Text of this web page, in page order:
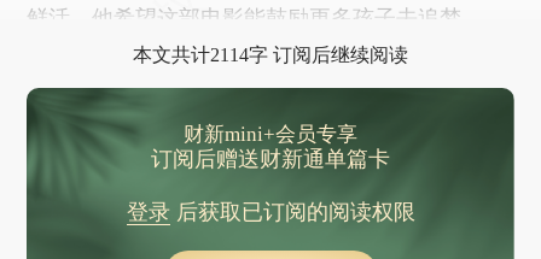
鲜活，他希望这部电影能鼓励更多孩子去追梦。
本文共计2114字 订阅后继续阅读
财新mini+会员专享
订阅后赠送财新通单篇卡
登录后获取已订阅的阅读权限